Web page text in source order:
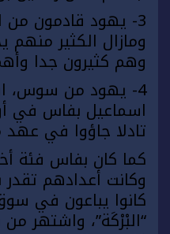
3- يهود قادمون
ومازال الكثير منهم
وهم كثيرون جدا
4- يهود من سوس،
اسماعيل بفاس في
تادلا جاؤوا في عهد
كما كان بفاس فئة
وكانت أعدادهم تقدر
كانوا يباعون في
“البْرْكَة”، واشتهر من